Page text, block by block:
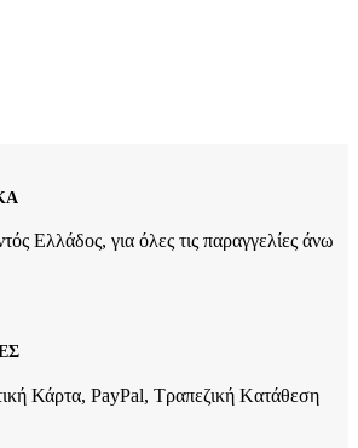
Ελλάδος, για όλες τις παραγγελίες άνω
Κάρτα, PayPal, Τραπεζική Kατάθεση